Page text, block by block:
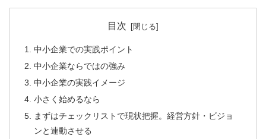
目次
中小企業での実践ポイント
中小企業ならではの強み
中小企業の実践イメージ
小さく始めるなら
まずはチェックリストで現状把握。経営方針・ビジョ
ンと連動させる